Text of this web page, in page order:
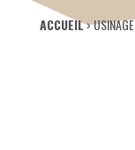
ACCUEIL›USINAGE